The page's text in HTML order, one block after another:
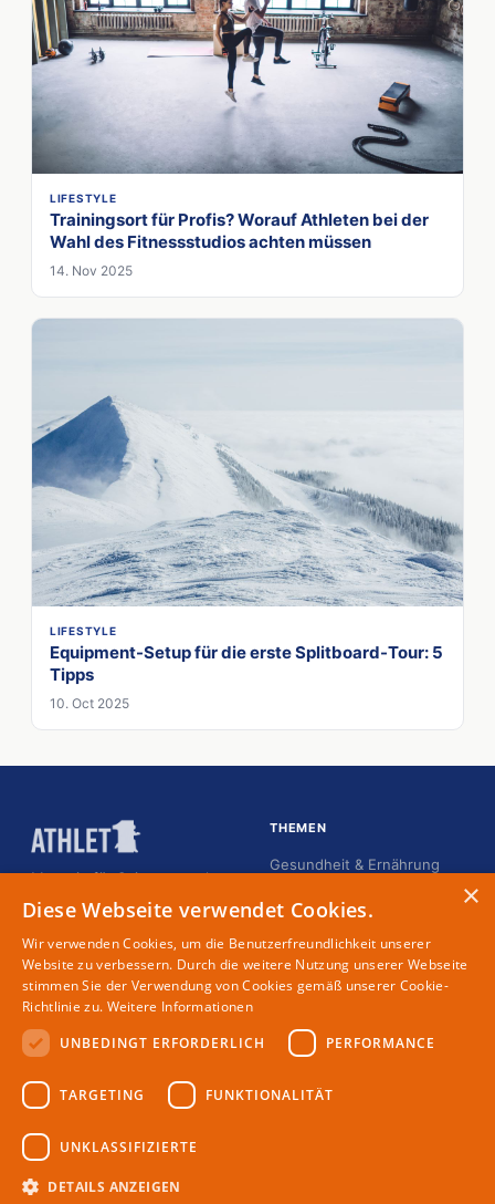
LIFESTYLE
Trainingsort für Profis? Worauf Athleten bei der
Wahl des Fitnessstudios achten müssen
14. Nov 2025
LIFESTYLE
Equipment-Setup für die erste Splitboard-Tour: 5
Tipps
10. Oct 2025
Magazin für Spitzensportler
THEMEN
Gesundheit & Ernährung
Lifestyle
Menschen
MAGAZIN
Partner
Autoren
RECHTLICHES
Impressum
×
Diese Webseite verwendet Cookies.
Wir verwenden Cookies, um die Benutzerfreundlichkeit unserer
Website zu verbessern. Durch die weitere Nutzung unserer Webseite
stimmen Sie der Verwendung von Cookies gemäß unserer Cookie-
Richtlinie zu. Weitere Informationen
UNBEDINGT ERFORDERLICH
PERFORMANCE
TARGETING FUNKTIONALITÄT
UNKLASSIFIZIERTE
DETAILS ANZEIGEN